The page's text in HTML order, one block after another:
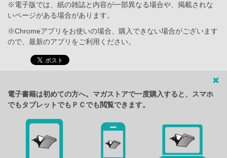
※電子版では、紙の雑誌と内容が一部異なる場合や、掲載されな
いページがある場合があります。
※Chromeアプリをお使いの場合、購入できない場合がございます
ので、最新のアプリをご利用ください。
電子書籍は初めての方へ。マガストアで一度購入すると、スマホ
でもタブレットでもＰＣでも閲覧できます。